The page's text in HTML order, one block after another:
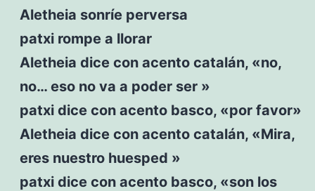
Aletheia sonríe perversa
patxi rompe a llorar
Aletheia dice con acento catalán, «no,
no… eso no va a poder ser »
patxi dice con acento basco, «por favor»
Aletheia dice con acento catalán, «Mira,
eres nuestro huesped »
patxi dice con acento basco, «son los